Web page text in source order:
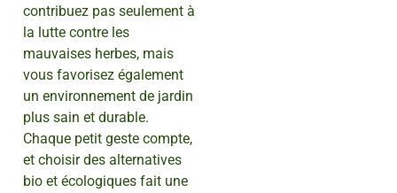
contribuez pas seulement à
la lutte contre les
mauvaises herbes, mais
vous favorisez également
un environnement de jardin
plus sain et durable.
Chaque petit geste compte,
et choisir des alternatives
bio et écologiques fait une